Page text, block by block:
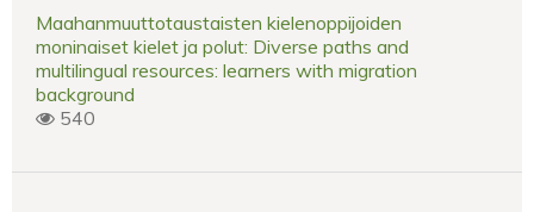
Maahanmuuttotaustaisten kielenoppijoiden
moninaiset kielet ja polut: Diverse paths and
multilingual resources: learners with migration
background
540